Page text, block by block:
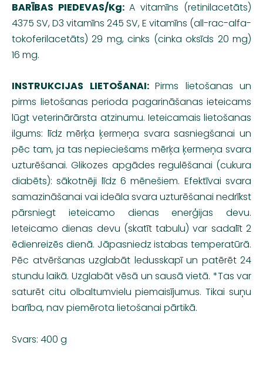
BARĪBAS PIEDEVAS/Kg: A vitamīns (retinilacetāts)
4375 SV, D3 vitamīns 245 SV, E vitamīns (all-rac-alfa-
tokoferilacetāts) 29 mg, cinks (cinka oksīds 20 mg)
16 mg.
INSTRUKCIJAS LIETOŠANAI: Pirms lietošanas un
pirms lietošanas perioda pagarināšanas ieteicams
lūgt veterinārārsta atzinumu. Ieteicamais lietošanas
ilgums: līdz mērķa ķermeņa svara sasniegšanai un
pēc tam, ja tas nepieciešams mērķa ķermeņa svara
uzturēšanai. Glikozes apgādes regulēšanai (cukura
diabēts): sākotnēji līdz 6 mēnešiem. Efektīvai svara
samazināšanai vai ideāla svara uzturēšanai nedrīkst
pārsniegt ieteicamo dienas enerģijas devu.
Ieteicamo dienas devu (skatīt tabulu) var sadalīt 2
ēdienreizēs dienā. Jāpasniedz istabas temperatūrā.
Pēc atvēršanas uzglabāt ledusskapī un patērēt 24
stundu laikā. Uzglabāt vēsā un sausā vietā. *Tas var
saturēt citu olbaltumvielu piemaisījumus. Tikai suņu
barība, nav piemērota lietošanai pārtikā.
Svars: 400 g